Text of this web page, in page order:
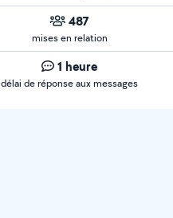
487
mises en relation
1 heure
délai de réponse aux messages